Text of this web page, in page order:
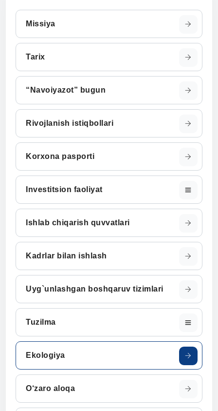
Missiya
Tarix
“Navoiyazot” bugun
Rivojlanish istiqbollari
Korxona pasporti
Investitsion faoliyat
Ishlab chiqarish quvvatlari
Kadrlar bilan ishlash
Uyg`unlashgan boshqaruv tizimlari
Tuzilma
Ekologiya
O‘zaro aloqa